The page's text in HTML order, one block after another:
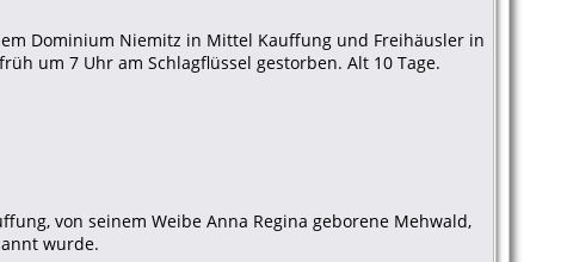
Dominium Niemitz in Mittel Kauffung und Freihäusler in
um 7 Uhr am Schlagflüssel gestorben. Alt 10 Tage.
von seinem Weibe Anna Regina geborene Mehwald,
wurde.